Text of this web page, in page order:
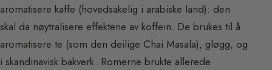
aromatisere kaffe (hovedsakelig i arabiske land): den
skal da nøytralisere effektene av koffein. De brukes til å
aromatisere te (som den deilige Chai Masala), gløgg, og
i skandinavisk bakverk. Romerne brukte allerede